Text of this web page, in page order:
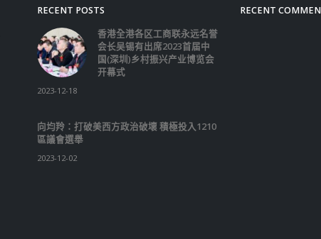
RECENT POSTS
香港全港各区工商联永远名誉
会长吴锡有出席2023首届中
国(深圳)乡村振兴产业博览会
开幕式
2023-12-18
向均羚：打破美西方政治破壞 積極投入1210
區議會選舉
2023-12-02
RECENT